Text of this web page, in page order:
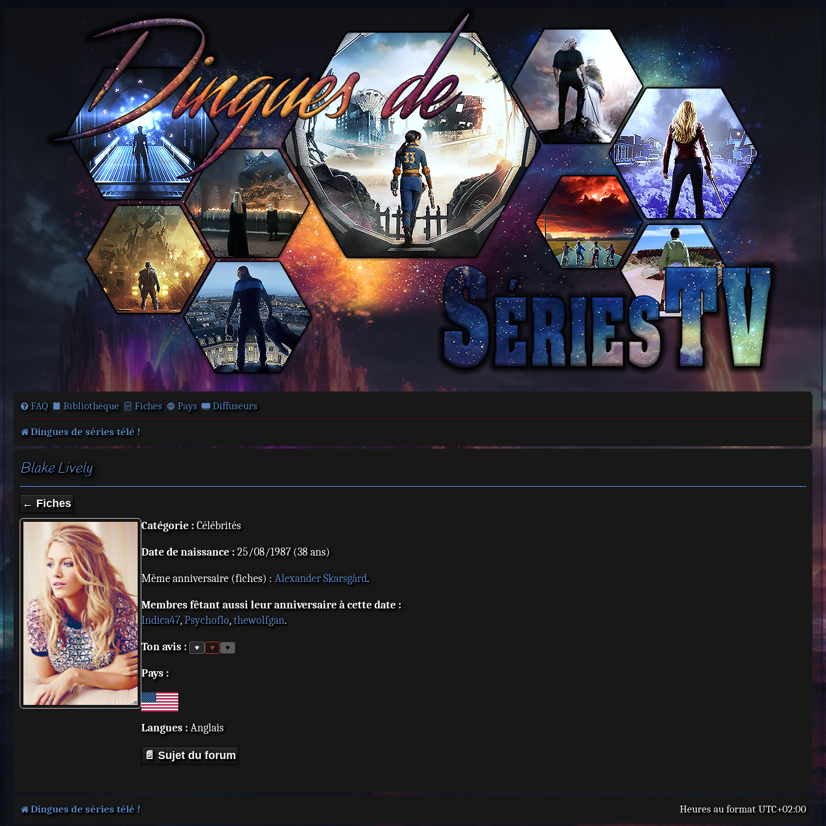
FAQ Bibliothèque Fiches Pays Diffuseurs
Dingues de séries télé !
Blake Lively
← Fiches
Catégorie : Célébrités
Date de naissance : 25/08/1987 (38 ans)
Même anniversaire (fiches) : Alexander Skarsgård.
Membres fêtant aussi leur anniversaire à cette date :
Indica47,Psychoflo,thewolfgan.
Ton avis : ♥ ♥ ♥
Pays :
Langues : Anglais
📄 Sujet du forum
Dingues de séries télé ! Heures au format UTC+02:00